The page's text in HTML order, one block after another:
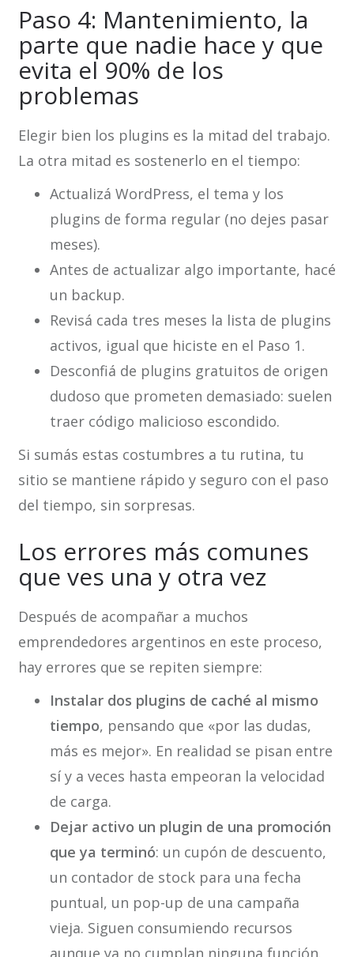
Paso 4: Mantenimiento, la
parte que nadie hace y que
evita el 90% de los
problemas
Elegir bien los plugins es la mitad del trabajo.
La otra mitad es sostenerlo en el tiempo:
Actualizá WordPress, el tema y los
plugins de forma regular (no dejes pasar
meses).
Antes de actualizar algo importante, hacé
un backup.
Revisá cada tres meses la lista de plugins
activos, igual que hiciste en el Paso 1.
Desconfiá de plugins gratuitos de origen
dudoso que prometen demasiado: suelen
traer código malicioso escondido.
Si sumás estas costumbres a tu rutina, tu
sitio se mantiene rápido y seguro con el paso
del tiempo, sin sorpresas.
Los errores más comunes
que ves una y otra vez
Después de acompañar a muchos
emprendedores argentinos en este proceso,
hay errores que se repiten siempre:
Instalar dos plugins de caché al mismo
tiempo, pensando que «por las dudas,
más es mejor». En realidad se pisan entre
sí y a veces hasta empeoran la velocidad
de carga.
Dejar activo un plugin de una promoción
que ya terminó: un cupón de descuento,
un contador de stock para una fecha
puntual, un pop-up de una campaña
vieja. Siguen consumiendo recursos
aunque ya no cumplan ninguna función.